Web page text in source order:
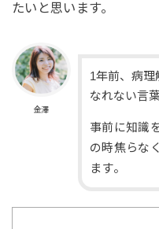
たいと思います。
金澤
1年前、病理
なれない言
事前に知識
の時焦らな
ます。